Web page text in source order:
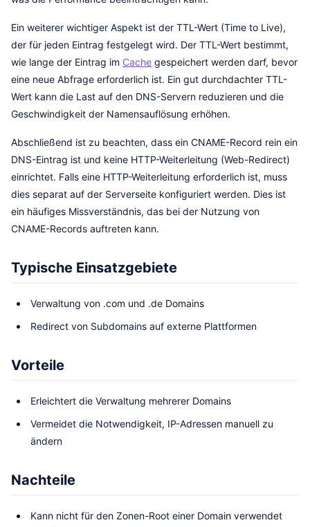
Ein weiterer wichtiger Aspekt ist der TTL-Wert (Time to Live),
der für jeden Eintrag festgelegt wird. Der TTL-Wert bestimmt,
wie lange der Eintrag im Cache gespeichert werden darf, bevor
eine neue Abfrage erforderlich ist. Ein gut durchdachter TTL-
Wert kann die Last auf den DNS-Servern reduzieren und die
Geschwindigkeit der Namensauflösung erhöhen.
Abschließend ist zu beachten, dass ein CNAME-Record rein ein
DNS-Eintrag ist und keine HTTP-Weiterleitung (Web-Redirect)
einrichtet. Falls eine HTTP-Weiterleitung erforderlich ist, muss
dies separat auf der Serverseite konfiguriert werden. Dies ist
ein häufiges Missverständnis, das bei der Nutzung von
CNAME-Records auftreten kann.
Typische Einsatzgebiete
Verwaltung von .com und .de Domains
Redirect von Subdomains auf externe Plattformen
Vorteile
Erleichtert die Verwaltung mehrerer Domains
Vermeidet die Notwendigkeit, IP-Adressen manuell zu
ändern
Nachteile
Kann nicht für den Zonen-Root einer Domain verwendet